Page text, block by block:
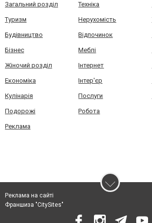
Загальний розділ Техніка
Туризм Нерухомість
Будівництво Відпочинок
Бізнес Меблі
Жіночий розділ Інтернет
Економіка Інтер'єр
Кулінарія Послуги
Подорожі Робота
Реклама
Реклама на сайті
Франшиза "CitySites"